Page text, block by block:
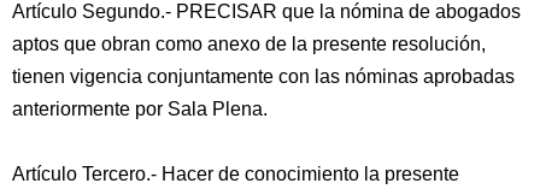
Artículo Segundo.- PRECISAR que la nómina de abogados
aptos que obran como anexo de la presente resolución,
tienen vigencia conjuntamente con las nóminas aprobadas
anteriormente por Sala Plena.
Artículo Tercero.- Hacer de conocimiento la presente